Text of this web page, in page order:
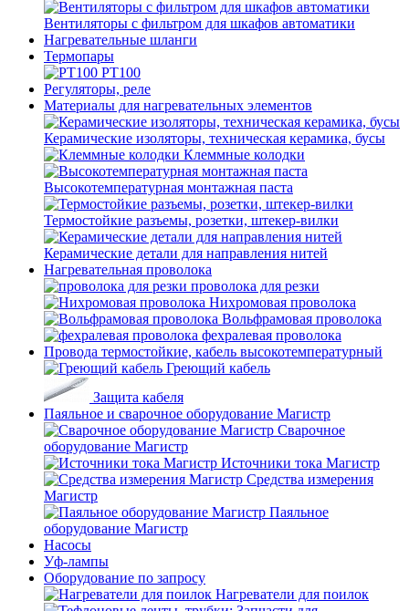
Вентиляторы с фильтром для шкафов автоматики
Нагревательные шланги
Термопары
PT100
Регуляторы, реле
Материалы для нагревательных элементов
Керамические изоляторы, техническая керамика, бусы
Клеммные колодки
Высокотемпературная монтажная паста
Термостойкие разъемы, розетки, штекер-вилки
Керамические детали для направления нитей
Нагревательная проволока
проволока для резки
Нихромовая проволока
Вольфрамовая проволока
фехралевая проволока
Провода термостойкие, кабель высокотемпературный
Греющий кабель
Защита кабеля
Паяльное и сварочное оборудование Магистр
Сварочное
оборудование Магистр
Источники тока Магистр
Средства измерения
Магистр
Паяльное
оборудование Магистр
Насосы
Уф-лампы
Оборудование по запросу
Нагреватели для поилок